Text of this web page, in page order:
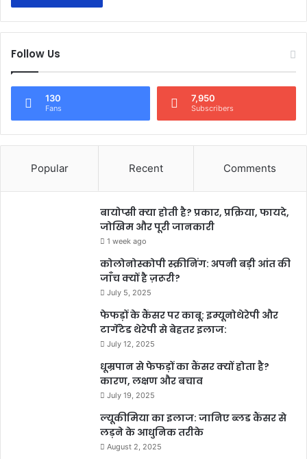
Follow Us
130
Fans
7,950
Subscribers
Popular Recent Comments
बायोप्सी क्या होती है? प्रकार, प्रक्रिया, फायदे,
जोखिम और पूरी जानकारी
1 week ago
कोलोनोस्कोपी स्क्रीनिंग: अपनी बड़ी आंत की
जाँच क्यों है ज़रूरी?
July 5, 2025
फेफड़ों के कैंसर पर काबू: इम्यूनोथेरेपी और
टार्गेटेड थेरेपी से बेहतर इलाज:
July 12, 2025
धूम्रपान से फेफड़ों का कैंसर क्यों होता है?
कारण, लक्षण और बचाव
July 19, 2025
ल्यूकीमिया का इलाज: जानिए ब्लड कैंसर से
लड़ने के आधुनिक तरीके
August 2, 2025